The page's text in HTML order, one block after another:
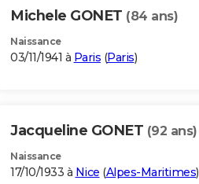
Michele GONET (84 ans)
Naissance
03/11/1941 à Paris (Paris)
Jacqueline GONET (92 ans)
Naissance
17/10/1933 à Nice (Alpes-Maritimes)